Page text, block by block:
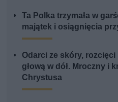
Ta Polka trzymała w
majątek i osiągnięcia
Odarci ze skóry,
głową w dół. Mroczny i
Chrystusa